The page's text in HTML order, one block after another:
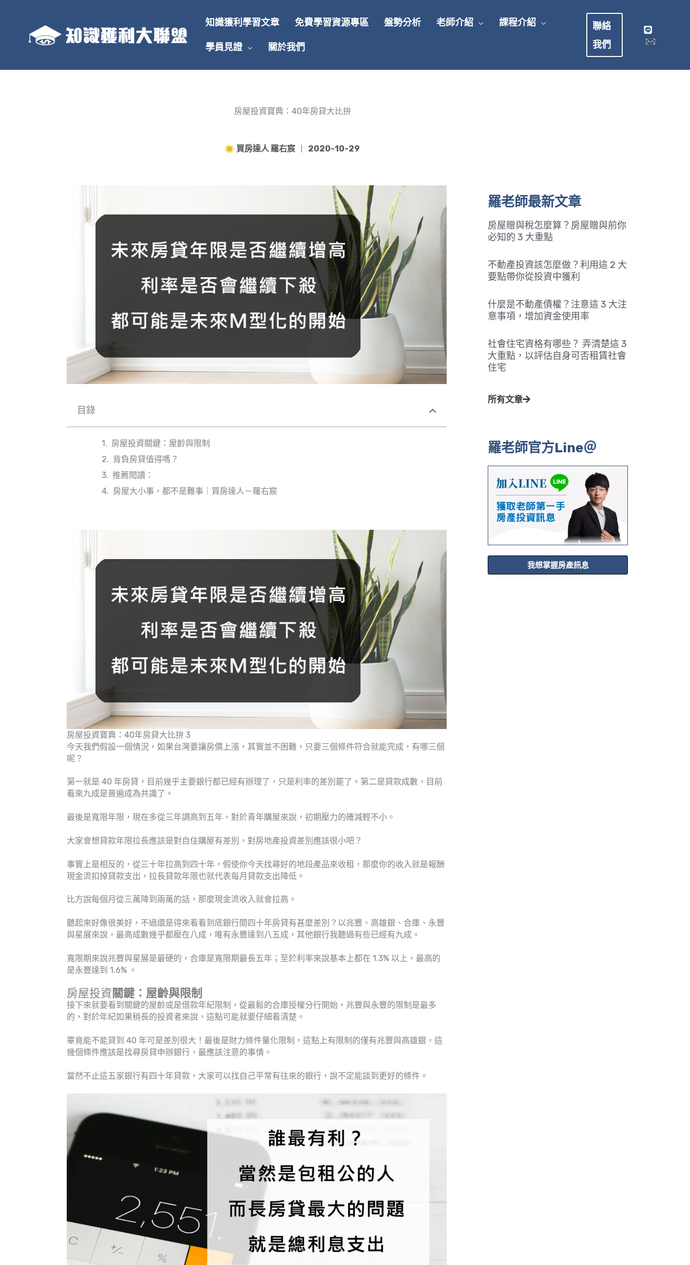
知識獲利學習文章 免費學習資源專區 盤勢分析 老師介紹 課程介紹
學員見證 關於我們
聯絡
我們
房屋投資寶典：40年房貸大比拚
買房達人 羅右宸 2020-10-29
目錄
房屋投資關鍵：屋齡與限制
背負房貸值得嗎？
推薦閱讀：
房屋大小事，都不是難事｜買房達人－羅右宸
房屋投資寶典：40年房貸大比拚 3
今天我們假設一個情況，如果台灣要讓房價上漲，其實並不困難，只要三個條件符合就能完成，有哪三個
呢？
第一就是 40 年房貸，目前幾乎主要銀行都已經有辦理了，只是利率的差別罷了。第二是貸款成數，目前
看來九成是普遍成為共識了。
最後是寬限年限，現在多從三年調高到五年，對於青年購屋來說，初期壓力的確減輕不小。
大家會想貸款年限拉長應該是對自住購屋有差別，對房地產投資差別應該很小吧？
事實上是相反的，從三十年拉高到四十年，假使你今天找尋好的地段產品來收租，那麼你的收入就是報酬
現金流扣掉貸款支出，拉長貸款年限也就代表每月貸款支出降低。
比方說每個月從三萬降到兩萬的話，那麼現金流收入就會拉高。
聽起來好像很美好，不過還是得來看看到底銀行間四十年房貸有甚麼差別？以兆豐、高雄銀、合庫、永豐
與星展來說，最高成數幾乎都壓在八成，唯有永豐達到八五成，其他銀行我聽過有些已經有九成。
寬限期來說兆豐與星展是最硬的，合庫是寬限期最長五年；至於利率來說基本上都在 1.3% 以上，最高的
是永豐達到 1.6% 。
房屋投資關鍵：屋齡與限制
接下來就要看到關鍵的屋齡或是借款年紀限制，從最鬆的合庫授權分行開始，兆豐與永豐的限制是最多
的，對於年紀如果稍長的投資者來說，這點可能就要仔細看清楚。
畢竟能不能貸到 40 年可是差別很大！最後是財力條件量化限制，這點上有限制的僅有兆豐與高雄銀，這
幾個條件應該是找尋房貸申辦銀行，最應該注意的事情。
當然不止這五家銀行有四十年貸款，大家可以找自己平常有往來的銀行，說不定能談到更好的條件。
羅老師最新文章
房屋贈與稅怎麼算？房屋贈與前你
必知的 3 大重點
不動產投資該怎麼做？利用這 2 大
要點帶你從投資中獲利
什麼是不動產債權？注意這 3 大注
意事項，增加資金使用率
社會住宅資格有哪些？ 弄清楚這 3
大重點，以評估自身可否租賃社會
住宅
所有文章
羅老師官方Line＠
我想掌握房產訊息